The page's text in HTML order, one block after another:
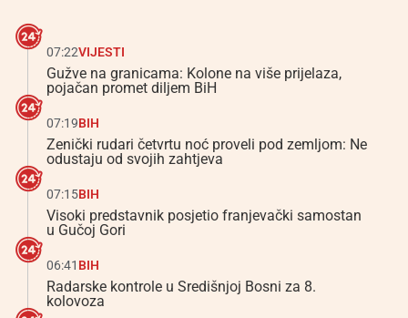
07:22VIJESTI
Gužve na granicama: Kolone na više prijelaza,
pojačan promet diljem BiH
07:19BIH
Zenički rudari četvrtu noć proveli pod zemljom: Ne
odustaju od svojih zahtjeva
07:15BIH
Visoki predstavnik posjetio franjevački samostan
u Gučoj Gori
06:41 BIH
Radarske kontrole u Središnjoj Bosni za 8.
kolovoza